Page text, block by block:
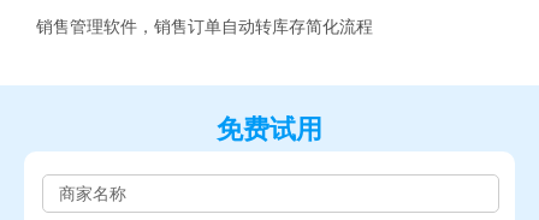
销售管理软件，销售订单自动转库存简化流程
免费试用